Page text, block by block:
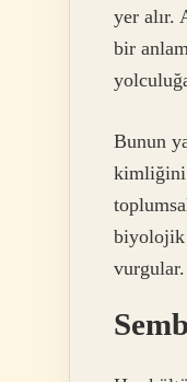
yer alır.
bir
Bunun
kimliğini
biyolojik
vurgular.